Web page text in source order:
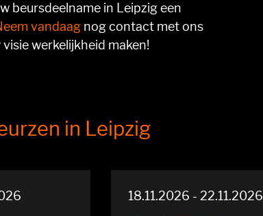
beursdeelname in Leipzig een
vandaag nog contact met ons
werkelijkheid maken!
in Leipzig
18.11.2026 - 22.11.2026